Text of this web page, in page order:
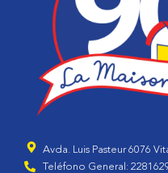
Avda. Luis Pasteur 6076
Teléfono General: